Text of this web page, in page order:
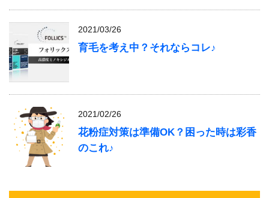
2021/03/26
育毛を考え中？それならコレ♪
2021/02/26
花粉症対策は準備OK？困った時は彩香
のこれ♪